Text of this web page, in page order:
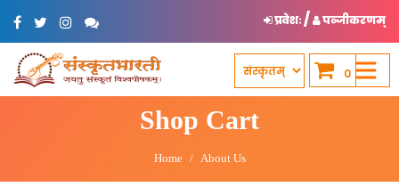
प्रवेशः/ पञ्जीकरणम्
0
Shop Cart
Home About Us